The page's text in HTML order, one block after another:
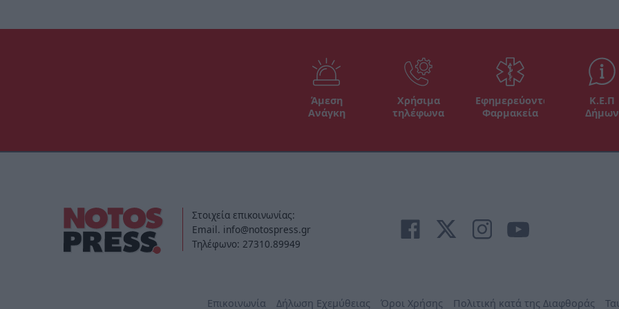
Άμεση
Ανάγκη
Χρήσιμα
τηλέφωνα
Εφημερεύοντα
Φαρμακεία
Κ.Ε.Π
Δήμων
Στοιχεία επικοινωνίας:
Email. info@notospress.gr
Τηλέφωνο: 27310.89949
Επικοινωνία Δήλωση Εχεμύθειας Όροι Χρήσης Πολιτική κατά της Διαφθοράς